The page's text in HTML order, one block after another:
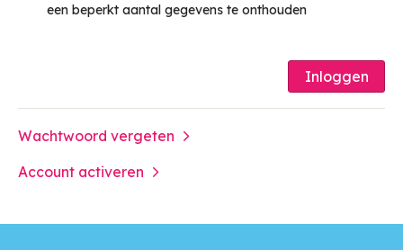
een beperkt aantal gegevens te onthouden
Inloggen
Wachtwoord vergeten
Account activeren